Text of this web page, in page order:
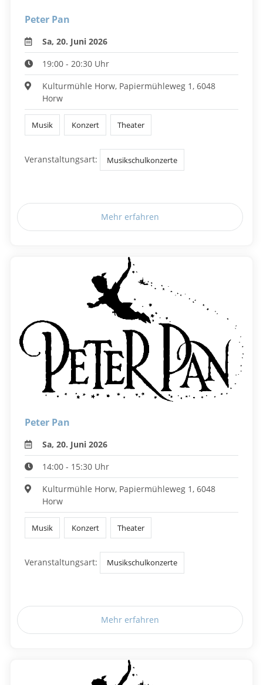
Peter Pan
Sa, 20. Juni 2026
19:00 - 20:30 Uhr
Kulturmühle Horw, Papiermühleweg 1, 6048
Horw
Musik Konzert Theater
Veranstaltungsart: Musikschulkonzerte
Mehr erfahren
Peter Pan
Sa, 20. Juni 2026
14:00 - 15:30 Uhr
Kulturmühle Horw, Papiermühleweg 1, 6048
Horw
Musik Konzert Theater
Veranstaltungsart: Musikschulkonzerte
Mehr erfahren